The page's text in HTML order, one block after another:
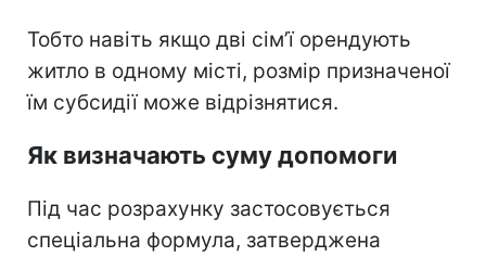
Тобто навіть якщо дві сім’ї орендують
житло в одному місті, розмір призначеної
їм субсидії може відрізнятися.
Як визначають суму допомоги
Під час розрахунку застосовується
спеціальна формула, затверджена